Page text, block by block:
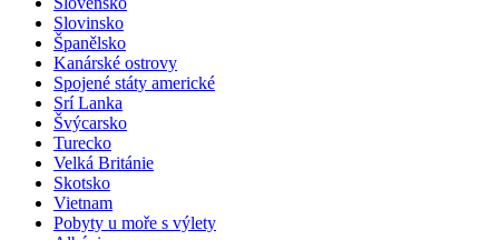
Slovinsko
Španělsko
Kanárské ostrovy
Spojené státy americké
Srí Lanka
Švýcarsko
Turecko
Velká Británie
Skotsko
Vietnam
Pobyty u moře s výlety